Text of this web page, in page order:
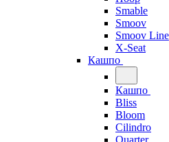
Smable
Smoov
Smoov Line
X-Seat
Кашпо
Кашпо
Bliss
Bloom
Cilindro
Quarter